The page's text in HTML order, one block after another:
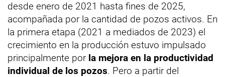
desde enero de 2021 hasta fines de 2025,
acompañada por la cantidad de pozos activos. En
la primera etapa (2021 a mediados de 2023) el
crecimiento en la producción estuvo impulsado
principalmente por la mejora en la productividad
individual de los pozos. Pero a partir del